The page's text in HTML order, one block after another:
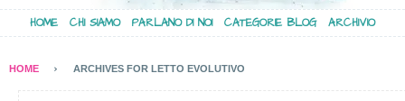
HOME CHI SIAMO PARLANO DI NOI CATEGORIE BLOG ARCHIVIO
HOME ARCHIVES FOR LETTO EVOLUTIVO